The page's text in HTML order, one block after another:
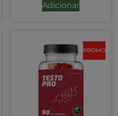
Adicionar
PROMO